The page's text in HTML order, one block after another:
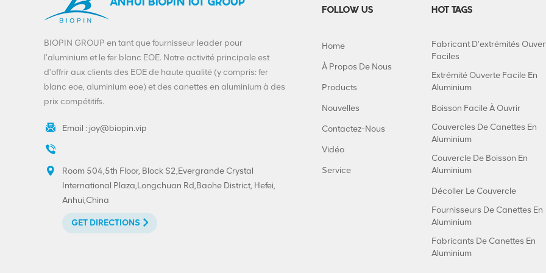
ANHUI BIOPIN IOT GROUP
BIOPIN GROUP en tant que fournisseur leader pour
l'aluminium et le fer blanc EOE. Notre activité principale est
d'offrir aux clients des EOE de haute qualité (y compris: fer
blanc eoe, aluminium eoe) et des canettes en aluminium à des
prix compétitifs.
Email : joy@biopin.vip
Room 504,5th Floor, Block S2,Evergrande Crystal
International Plaza,Longchuan Rd,Baohe District, Hefei,
Anhui,China
GET DIRECTIONS
FOLLOW US
Home
À Propos De Nous
Products
Nouvelles
Contactez-Nous
Vidéo
Service
HOT TAGS
Fabricant D'extrémités
Faciles
Extrémité Ouverte Facile En
Aluminium
Boisson Facile À Ouvrir
Couvercles De Canettes En
Aluminium
Couvercle De Boisson En
Aluminium
Décoller Le Couvercle
Fournisseurs De Canettes En
Aluminium
Fabricants De Canettes En
Aluminium